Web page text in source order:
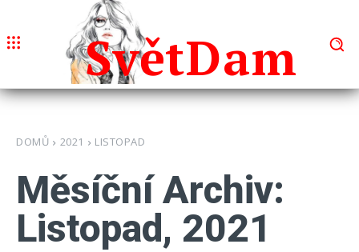
SvětDam
DOMŮ 2021 LISTOPAD
Měsíční Archiv:
Listopad, 2021